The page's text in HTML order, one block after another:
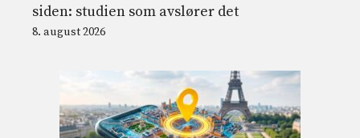
siden: studien som avslører det
8. august 2026